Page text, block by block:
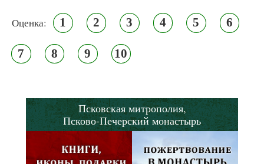
Оценка: 1 2 3 4 5 6
7 8 9 10
Псковская митрополия,
Псково-Печерский монастырь